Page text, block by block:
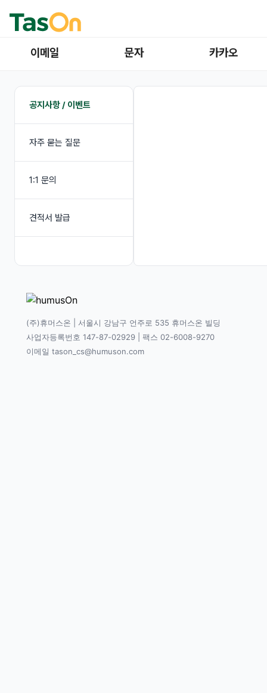
이메일 문자 카카오
공지사항 / 이벤트
자주 묻는 질문
1:1 문의
견적서 발급
(주)휴머스온 | 서울시 강남구 언주로 535 휴머스온 빌딩
사업자등록번호 147-87-02929 | 팩스 02-6008-9270
이메일 tason_cs@humuson.com